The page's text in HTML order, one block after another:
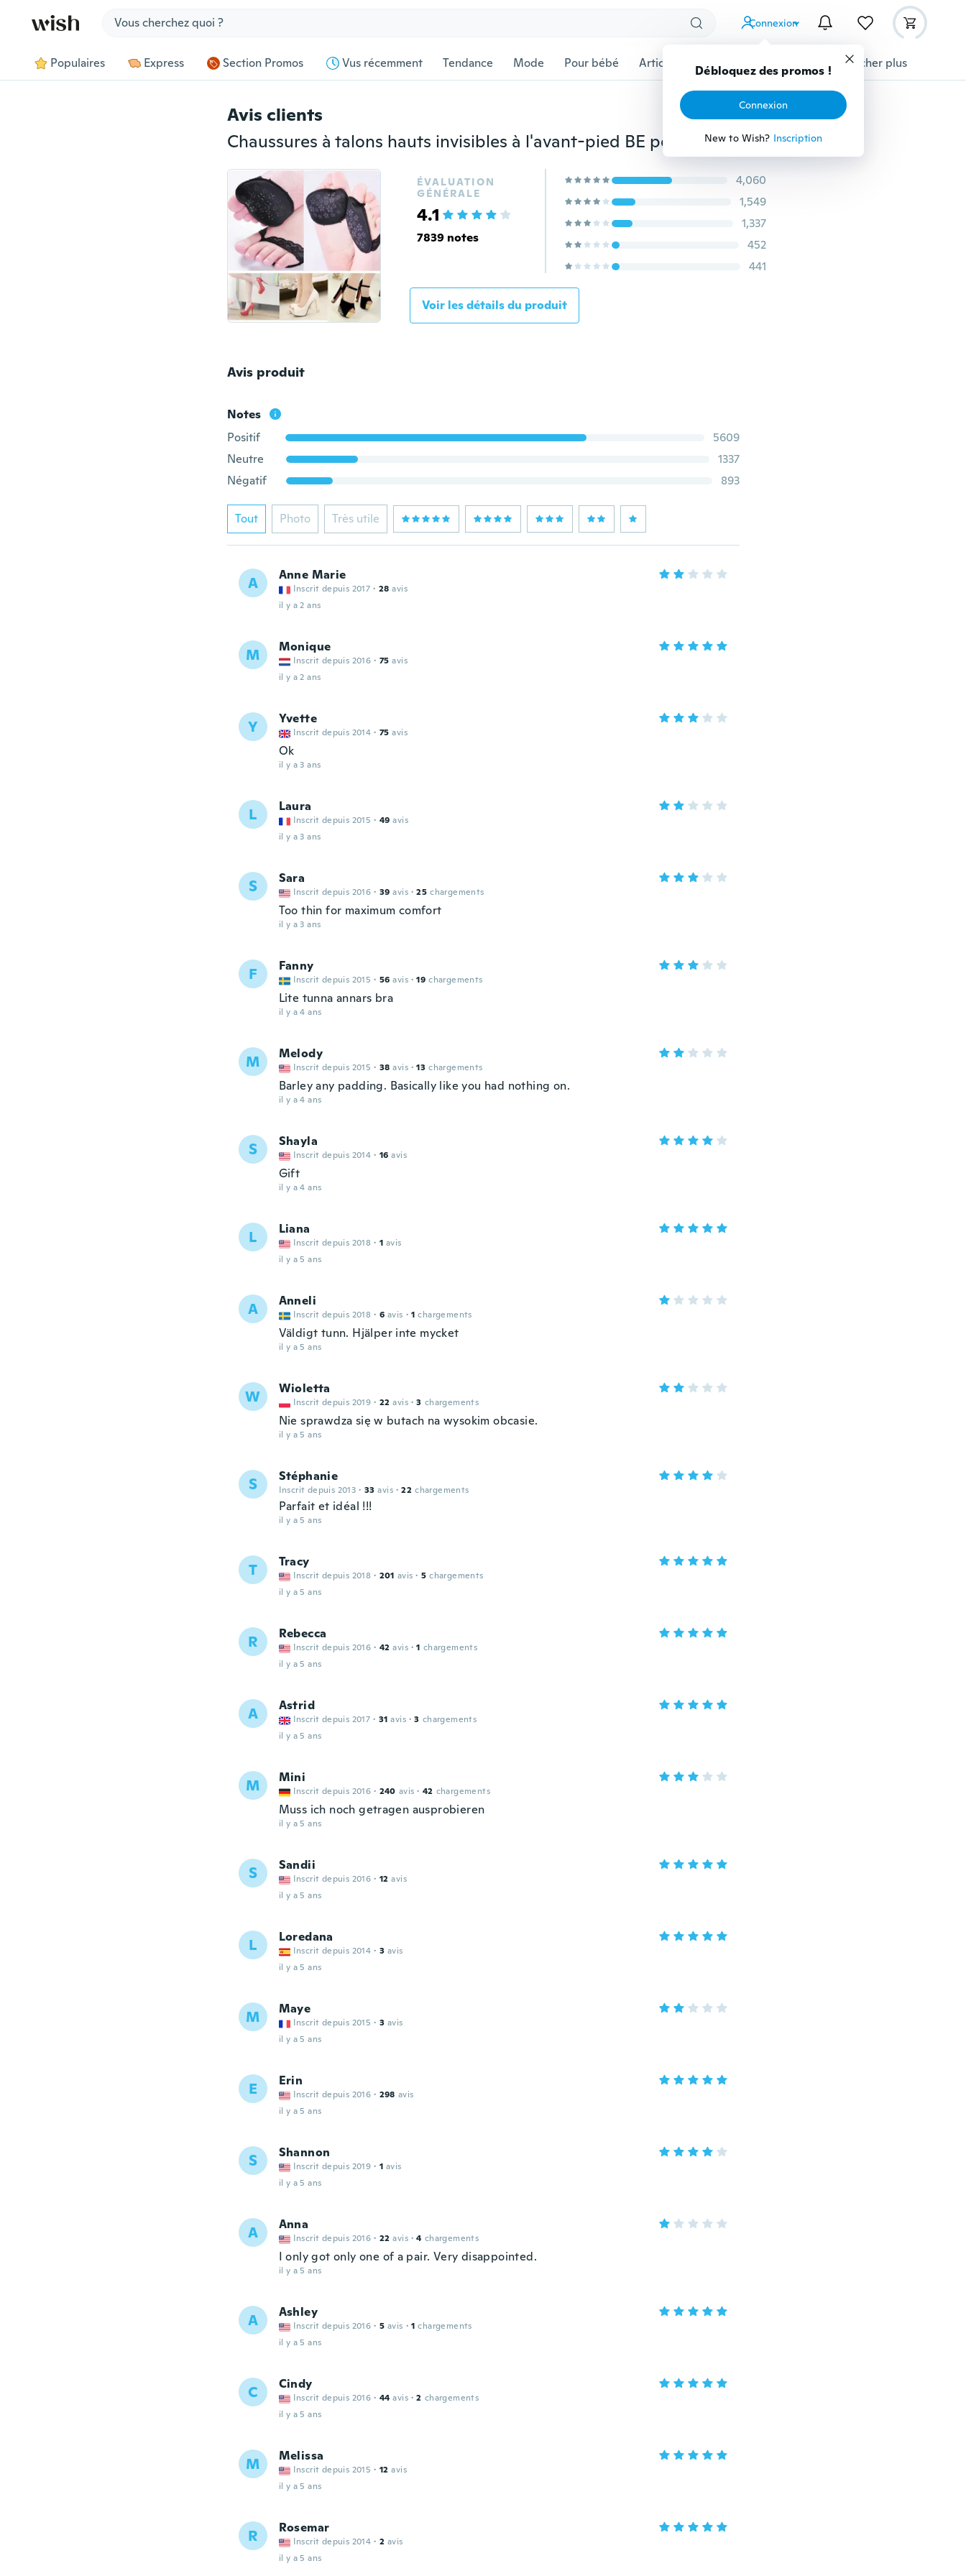
Connexion
Débloquez des promos !
Connexion
New to Wish? Inscription
Populaires Express Section Promos Vus récemment Tendance Mode Pour bébé Articles pour animaux domestiques Afficher plus
Avis clients
Chaussures à talons hauts invisibles à l'avant-pied BE pour dames / coussinets de demi-cour antidérapants BP
ÉVALUATION
GÉNÉRALE
4.1
7839 notes
4,060
1,549
1,337
452
441
Voir les détails du produit
Avis produit
Notes
Positif
5609
Neutre
1337
Négatif
893
Tout Photo Très utile
A Anne Marie
Inscrit depuis 2017 · 28 avis
il y a 2 ans
M Monique
Inscrit depuis 2016 · 75 avis
il y a 2 ans
Y Yvette
Inscrit depuis 2014 · 75 avis
Ok
il y a 3 ans
L Laura
Inscrit depuis 2015 · 49 avis
il y a 3 ans
S Sara
Inscrit depuis 2016 · 39 avis · 25 chargements
Too thin for maximum comfort
il y a 3 ans
F Fanny
Inscrit depuis 2015 · 56 avis · 19 chargements
Lite tunna annars bra
il y a 4 ans
M Melody
Inscrit depuis 2015 · 38 avis · 13 chargements
Barley any padding. Basically like you had nothing on.
il y a 4 ans
S Shayla
Inscrit depuis 2014 · 16 avis
Gift
il y a 4 ans
L Liana
Inscrit depuis 2018 · 1 avis
il y a 5 ans
A Anneli
Inscrit depuis 2018 · 6 avis · 1 chargements
Väldigt tunn. Hjälper inte mycket
il y a 5 ans
W Wioletta
Inscrit depuis 2019 · 22 avis · 3 chargements
Nie sprawdza się w butach na wysokim obcasie.
il y a 5 ans
S Stéphanie
Inscrit depuis 2013 · 33 avis · 22 chargements
Parfait et idéal !!!
il y a 5 ans
T Tracy
Inscrit depuis 2018 · 201 avis · 5 chargements
il y a 5 ans
R Rebecca
Inscrit depuis 2016 · 42 avis · 1 chargements
il y a 5 ans
A Astrid
Inscrit depuis 2017 · 31 avis · 3 chargements
il y a 5 ans
M Mini
Inscrit depuis 2016 · 240 avis · 42 chargements
Muss ich noch getragen ausprobieren
il y a 5 ans
S Sandii
Inscrit depuis 2016 · 12 avis
il y a 5 ans
L Loredana
Inscrit depuis 2014 · 3 avis
il y a 5 ans
M Maye
Inscrit depuis 2015 · 3 avis
il y a 5 ans
E Erin
Inscrit depuis 2016 · 298 avis
il y a 5 ans
S Shannon
Inscrit depuis 2019 · 1 avis
il y a 5 ans
A Anna
Inscrit depuis 2016 · 22 avis · 4 chargements
I only got only one of a pair. Very disappointed.
il y a 5 ans
A Ashley
Inscrit depuis 2016 · 5 avis · 1 chargements
il y a 5 ans
C Cindy
Inscrit depuis 2016 · 44 avis · 2 chargements
il y a 5 ans
M Melissa
Inscrit depuis 2015 · 12 avis
il y a 5 ans
R Rosemar
Inscrit depuis 2014 · 2 avis
il y a 5 ans